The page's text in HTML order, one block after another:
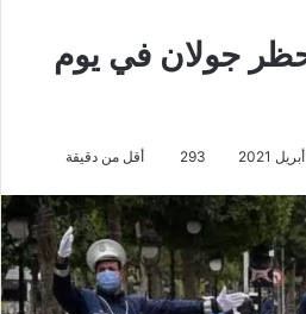
حظر جولان في يوم
293 أقل من دقيقة